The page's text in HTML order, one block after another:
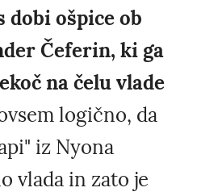
dobi ošpice ob
Čeferin, ki ga
na čelu vlade
logično, da
iz Nyona
vlada in zato je